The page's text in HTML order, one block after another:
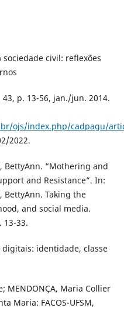
sociedade civil: reflexões
p. 13-56, jan./jun. 2014.
ojs/index.php/cadpagu/
2022.
BettyAnn. “Mothering and
and Resistance”. In:
BettyAnn. Taking the
and social media.
13-33.
digitais: identidade, classe
MENDONÇA, Maria Collier
Maria: FACOS-UFSM,